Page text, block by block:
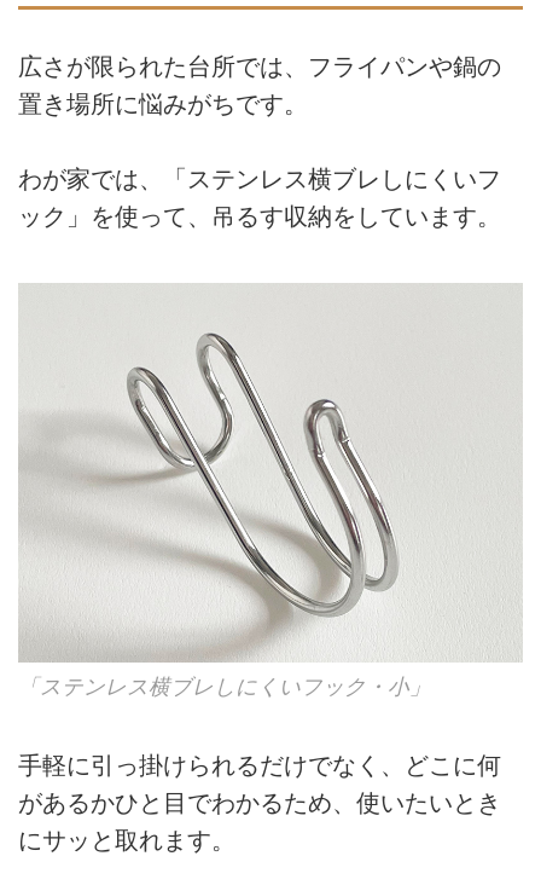
広さが限られた台所では、フライパンや鍋の
置き場所に悩みがちです。
わが家では、「ステンレス横ブレしにくいフ
ック」を使って、吊るす収納をしています。
「ステンレス横ブレしにくいフック・小」
手軽に引っ掛けられるだけでなく、どこに何
があるかひと目でわかるため、使いたいとき
にサッと取れます。